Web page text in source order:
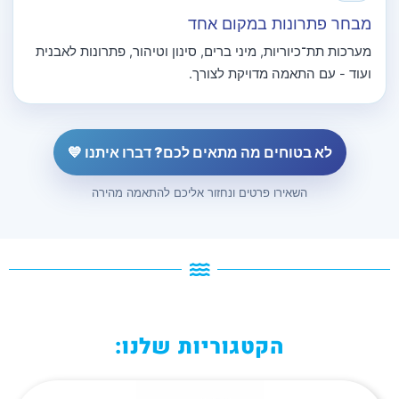
מבחר פתרונות במקום אחד
מערכות תת־כיוריות, מיני ברים, סינון וטיהור, פתרונות לאבנית
ועוד - עם התאמה מדויקת לצורך.
לא בטוחים מה מתאים לכם? דברו איתנו 💙
השאירו פרטים ונחזור אליכם להתאמה מהירה
הקטגוריות שלנו: